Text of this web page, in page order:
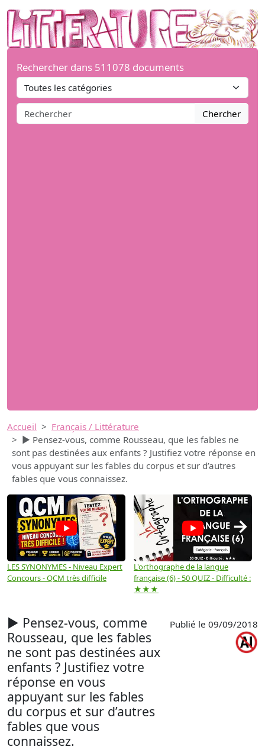
Rechercher dans 511078 documents
Chercher
Accueil
Français / Littérature
► Pensez-vous, comme Rousseau, que les fables ne
sont pas destinées aux enfants ? Justifiez votre réponse en
vous appuyant sur les fables du corpus et sur d’autres
fables que vous connaissez.
LES SYNONYMES - Niveau Expert
Concours - QCM très difficile
L'orthographe de la langue
française (6) - 50 QUIZ - Difficulté :
★★★
→
► Pensez-vous, comme
Rousseau, que les fables
ne sont pas destinées aux
enfants ? Justifiez votre
réponse en vous
appuyant sur les fables
du corpus et sur d’autres
fables que vous
connaissez.
Publié le 09/09/2018